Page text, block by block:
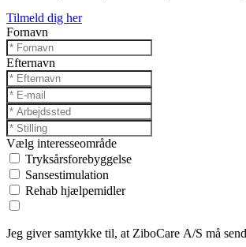
Tilmeld dig her
Fornavn
Efternavn
Vælg interesseområde
Tryksårsforebyggelse
Sansestimulation
Rehab hjælpemidler
Jeg giver samtykke til, at ZiboCare A/S må